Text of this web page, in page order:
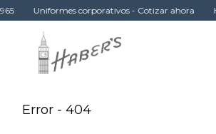
Uniformes corporativos - Cotizar ahora
Error - 404